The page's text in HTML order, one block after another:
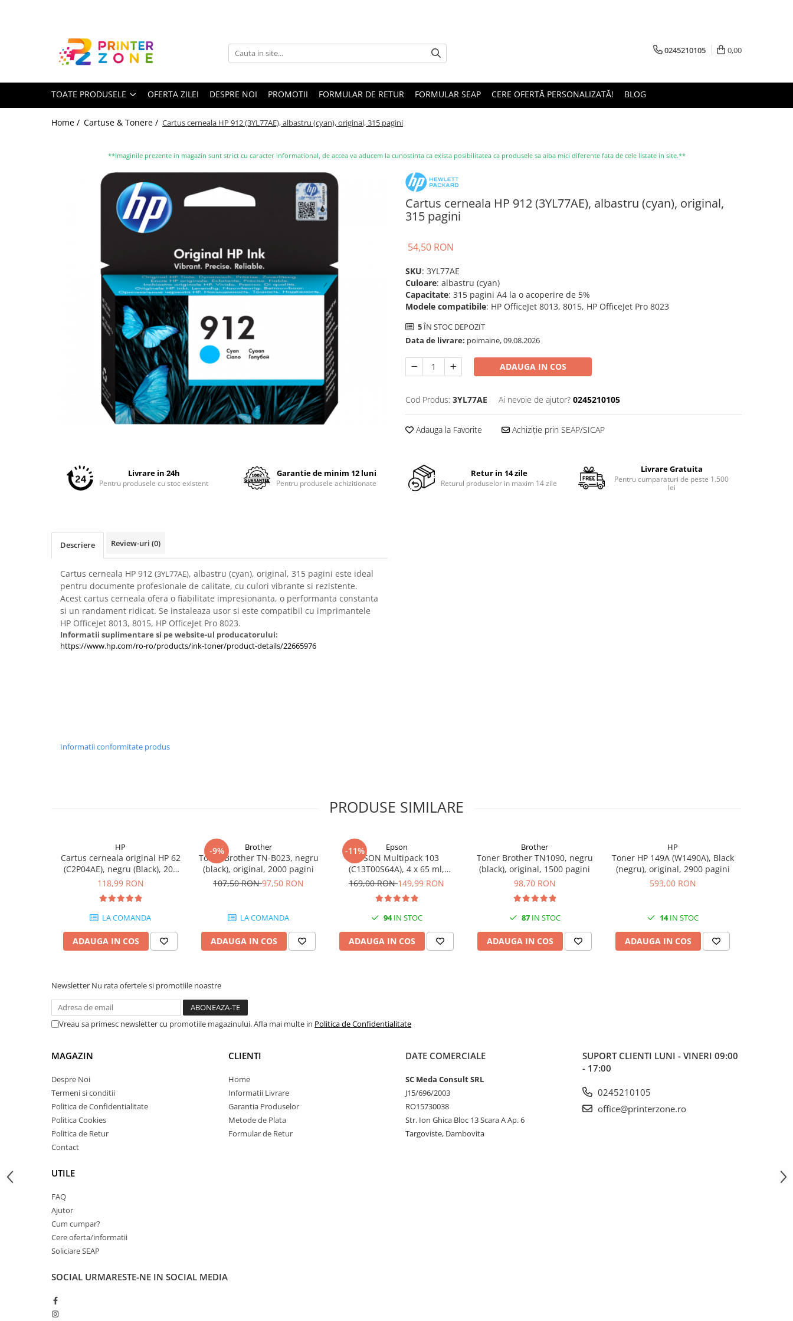
Toate Produsele
Imprimante cu jet
Consumabile imprimanta
Cartuse inkjet si cerneala
Tonere compatibile
Cartuse compatibile
Imprimante 3D
Filament imprimanta 3D
Laptopuri / notebookuri
Laptopuri gaming
SSD-uri interne
Hard disk-uri interne
Coolere CPU
Ventilatoare
Pasta termica
Placi video profesionale
Hard disk-uri externe
Card reader
Placi captura
Adaptoare PCI / PCIe
Periferice PC
Kit mouse si tastatura
0245210105 0,00
TOATE PRODUSELE OFERTA ZILEI DESPRE NOI PROMOTII FORMULAR DE RETUR FORMULAR SEAP CERE OFERTĂ PERSONALIZATĂ! BLOG
Home / Cartuse & Tonere / Cartus cerneala HP 912 (3YL77AE), albastru (cyan), original, 315 pagini
**Imaginile prezente in magazin sunt strict cu caracter informational, de accea va aducem la cunostinta ca exista posibilitatea ca produsele sa aiba mici diferente fata de cele listate in site.**
Cartus cerneala HP 912 (3YL77AE), albastru (cyan), original,
315 pagini
54,50 RON
SKU: 3YL77AE
Culoare: albastru (cyan)
Capacitate: 315 pagini A4 la o acoperire de 5%
Modele compatibile: HP OfficeJet 8013, 8015, HP OfficeJet Pro 8023
5ÎN STOC DEPOZIT
Data de livrare: poimaine, 09.08.2026
ADAUGA IN COS
Cod Produs: 3YL77AE Ai nevoie de ajutor? 0245210105
Adauga la Favorite Achiziție prin SEAP/SICAP
Livrare in 24h
Pentru produsele cu stoc existent
Garantie de minim 12 luni
Pentru produsele achizitionate
Retur in 14 zile
Returul produselor in maxim 14 zile
Livrare Gratuita
Pentru cumparaturi de peste 1.500
lei
Descriere Review-uri (0)
Cartus cerneala HP 912 (3YL77AE), albastru (cyan), original, 315 pagini este ideal
pentru documente profesionale de calitate, cu culori vibrante si rezistente.
Acest cartus cerneala ofera o fiabilitate impresionanta, o performanta constanta
si un randament ridicat. Se instaleaza usor si este compatibil cu imprimantele
HP OfficeJet 8013, 8015, HP OfficeJet Pro 8023.
Informatii suplimentare si pe website-ul producatorului:
https://www.hp.com/ro-ro/products/ink-toner/product-details/22665976
Informatii conformitate produs
PRODUSE SIMILARE
HP
Cartus cerneala original HP 62
(C2P04AE), negru (Black), 200
pagini
118,99 RON
LA COMANDA
ADAUGA IN COS
-9% Brother
Toner Brother TN-B023, negru
(black), original, 2000 pagini
107,50 RON97,50 RON
LA COMANDA
ADAUGA IN COS
-11% Epson
EPSON Multipack 103
(C13T00S64A), 4 x 65 ml,
Black/Cyan/Magenta/Yellow
169,00 RON149,99 RON
94IN STOC
ADAUGA IN COS
Brother
Toner Brother TN1090, negru
(black), original, 1500 pagini
98,70 RON
87IN STOC
ADAUGA IN COS
HP
Toner HP 149A (W1490A), Black
(negru), original, 2900 pagini
593,00 RON
14IN STOC
ADAUGA IN COS
Newsletter Nu rata ofertele si promotiile noastre
Vreau sa primesc newsletter cu promotiile magazinului. Afla mai multe in Politica de Confidentialitate
MAGAZIN
Despre Noi
Termeni si conditii
Politica de Confidentialitate
Politica Cookies
Politica de Retur
Contact
UTILE
FAQ
Ajutor
Cum cumpar?
Cere oferta/informatii
Soliciare SEAP
CLIENTI
Home
Informatii Livrare
Garantia Produselor
Metode de Plata
Formular de Retur
DATE COMERCIALE
SC Meda Consult SRL
J15/696/2003
RO15730038
Str. Ion Ghica Bloc 13 Scara A Ap. 6
Targoviste, Dambovita
SUPORT CLIENTI LUNI - VINERI 09:00
- 17:00
0245210105
office@printerzone.ro
SOCIAL URMARESTE-NE IN SOCIAL MEDIA